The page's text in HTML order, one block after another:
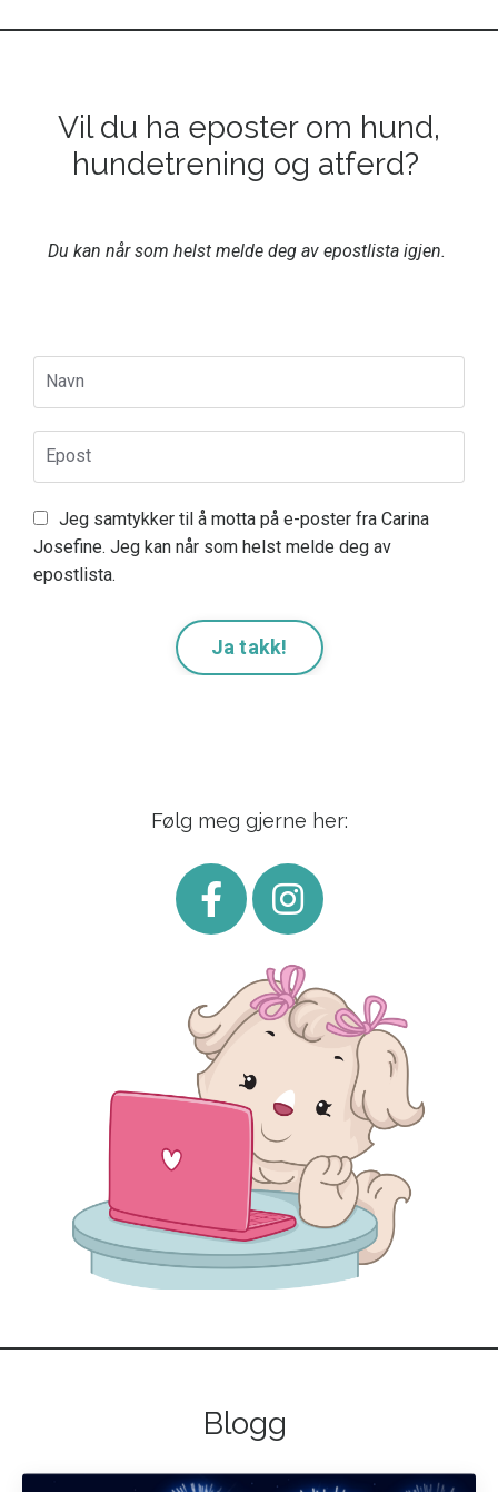
Vil du ha eposter om hund,
hundetrening og atferd?
Du kan når som helst melde deg av epostlista igjen.
Jeg samtykker til å motta på e-poster fra Carina
Josefine. Jeg kan når som helst melde deg av
epostlista.
Ja takk!
Følg meg gjerne her:
Blogg